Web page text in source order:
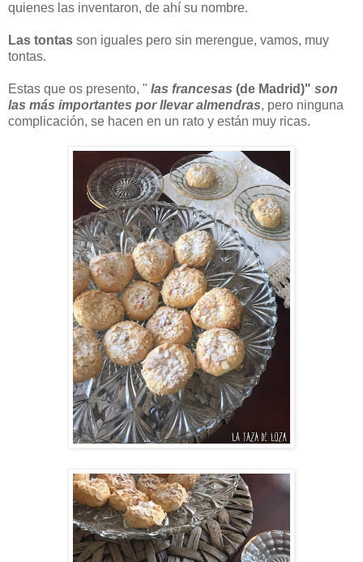
quienes las inventaron, de ahí su nombre.
Las tontas son iguales pero sin merengue, vamos, muy
tontas.
Estas que os presento, " las francesas (de Madrid)" son
las más importantes por llevar almendras, pero ninguna
complicación, se hacen en un rato y están muy ricas.